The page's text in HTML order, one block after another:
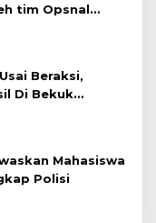
tim Opsnal
Siak-Polda Riau
Beraksi,
Di Bekuk
Mahasiswa
Polisi